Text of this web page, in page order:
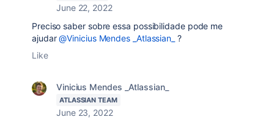
June 22, 2022
Preciso saber sobre essa possibilidade pode me
ajudar@Vinicius Mendes _Atlassian_ ?
Like
Vinicius Mendes _Atlassian_
ATLASSIAN TEAM
June 23, 2022